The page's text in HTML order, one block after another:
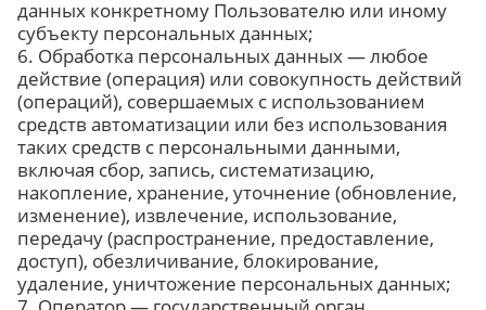
данных конкретному Пользователю или иному
субъекту персональных данных;
6. Обработка персональных данных — любое
действие (операция) или совокупность действий
(операций), совершаемых с использованием
средств автоматизации или без использования
таких средств с персональными данными,
включая сбор, запись, систематизацию,
накопление, хранение, уточнение (обновление,
изменение), извлечение, использование,
передачу (распространение, предоставление,
доступ), обезличивание, блокирование,
удаление, уничтожение персональных данных;